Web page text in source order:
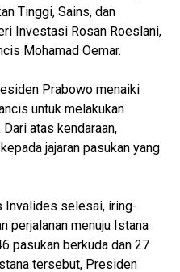
Tinggi, Sains, dan
Investasi Rosan Roeslani,
Mohamad Oemar.
Prabowo menaiki
untuk melakukan
atas kendaraan,
jajaran pasukan yang
Invalides selesai, iring-
perjalanan menuju Istana
pasukan berkuda dan 27
tersebut, Presiden